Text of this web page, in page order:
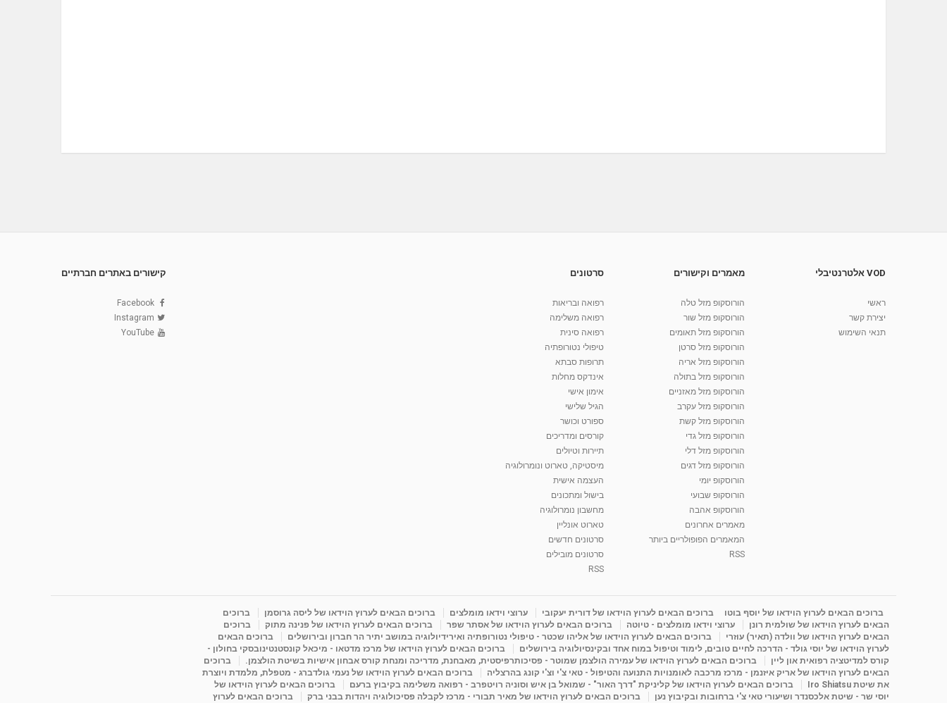
VOD אלטרנטיבלי
ראשי
יצירת קשר
תנאי השימוש
מאמרים וקישורים
הורוסקופ מזל טלה
הורוסקופ מזל שור
הורוסקופ מזל תאומים
הורוסקופ מזל סרטן
הורוסקופ מזל אריה
הורוסקופ מזל בתולה
הורוסקופ מזל מאזניים
הורוסקופ מזל עקרב
הורוסקופ מזל קשת
הורוסקופ מזל גדי
הורוסקופ מזל דלי
הורוסקופ מזל דגים
הורוסקופ יומי
הורוסקופ שבועי
הורוסקופ אהבה
מאמרים אחרונים
המאמרים הפופולריים ביותר
RSS
סרטונים
רפואה ובריאות
רפואה משלימה
רפואה סינית
טיפולי נטורופתיה
תרופות סבתא
אינדקס מחלות
אימון אישי
הגיל שלישי
ספורט וכושר
קורסים ומדריכים
תיירות וטיולים
מיסטיקה, טארוט ונומרולוגיה
העצמה אישית
בישול ומתכונים
מחשבון נומרולוגיה
טארוט אונליין
סרטונים חדשים
סרטונים מובילים
RSS
קישורים באתרים חברתיים
Facebook
Instagram
YouTube
ברוכים הבאים לערוץ הוידאו של יוסף בוטו ברוכים הבאים לערוץ הוידאו של דורית יעקובי ערוצי וידאו מומלצים ברוכים הבאים לערוץ הוידאו של ליסה גרוסמן
ברוכים
הבאים לערוץ הוידאו של שולמית רונן
ערוצי וידאו מומלצים - טיוטה ברוכים הבאים לערוץ הוידאו של אסתר שפר ברוכים הבאים לערוץ הוידאו של פנינה מתוק
ברוכים
הבאים לערוץ הוידאו של וולדה (תאיר) עוזרי
ברוכים הבאים לערוץ הוידאו של אליהו שכטר - טיפולי נטורופתיה ואירידיולוגיה במושב יתיר הר חברון ובירושלים
ברוכים הבאים
לערוץ הוידאו של יוסי גולד - הדרכה לחיים טובים, לימוד וטיפול במוח אחד ובקינסיולוגיה בירושלים
ברוכים הבאים לערוץ הוידאו של מרכז מדטאו - מיכאל קונסטנטינובסקי בחולון -
קורס למדיטציה רפואית און ליין
ברוכים הבאים לערוץ הוידאו של עמירה הולצמן שמוטר - פסיכותרפיסטית, מאבחנת, מדריכה ומנחת קורס אבחון אישיות בשיטת הולצמן.
ברוכים
הבאים לערוץ הוידאו של אריק איזנמן - מרכז מרכבה לאומנויות התנועה והטיפול - טאי צ'י וצ'י קונג בהרצליה
ברוכים הבאים לערוץ הוידאו של נעמי גולדברג - מטפלת, מלמדת ויוצרת
את שיטת Iro Shiatsu
ברוכים הבאים לערוץ הוידאו של קליניקת "דרך האור" - שמואל בן איש וסוניה רויטפרב - רפואה משלימה בקיבוץ ברעם
ברוכים הבאים לערוץ הוידאו של
יוסי שר - שיטת אלכסנדר ושיעורי טאי צ'י ברחובות ובקיבוץ נען
ברוכים הבאים לערוץ הוידאו של מאיר תבורי - מרכז לקבלה פסיכולוגיה ויהדות בבני ברק ברוכים הבאים לערוץ